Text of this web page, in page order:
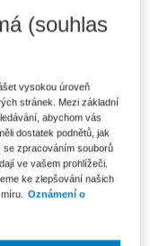
DMOC 3 478 Kč
Původně 2 514 Kč
z technických
Budou vám
Vložit do košíku
(souhlas
vysokou úroveň
stránek. Mezi základní
abychom vás
dostatek podnětů, jak
se zpracováním souborů
ve vašem prohlížeči.
ke zlepšování našich
Oznámení o